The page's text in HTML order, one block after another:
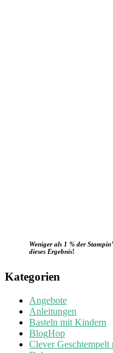
Weniger als 1 % der
dieses Ergebnis!
Kategorien
Angebote
Anleitungen
Basteln mit Kindern
BlogHop
Clever Geschtempelt